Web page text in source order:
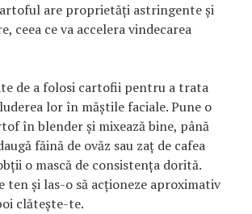
are proprietăți astringente și
ceea ce va accelera vindecarea
de a folosi cartofii pentru a trata
lor în măștile faciale. Pune o
în blender și mixează bine, până
făină de ovăz sau zaț de cafea
o mască de consistența dorită.
ten și las-o să acționeze aproximativ
clătește-te.